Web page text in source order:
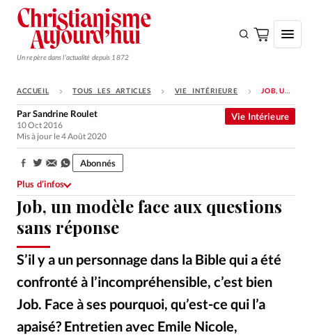
Un repère dans l'actualité depuis 1872
S'ABONNER
Monde
Opinions
Tous les articles
Faire un don
Emploi
Se connecter
Édition: Internationale
ACCUEIL TOUS LES ARTICLES VIE INTÉRIEURE JOB, UN MODÈLE FACE AUX QUESTIONS SANS RÉPONSE
Job, un modèle face aux questions
sans réponse
S’il y a un personnage dans la Bible qui a été
confronté à l’incompréhensible, c’est bien
Job. Face à ses pourquoi, qu’est-ce qui l’a
apaisé? Entretien avec Emile Nicole,
Vie Intérieure
ParSandrine Roulet
10 Oct 2016
Mis à jour le 4 Août 2020
Partager:
Abonnés
Plus d’infos